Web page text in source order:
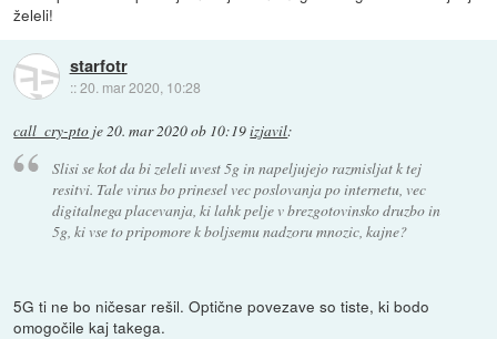
želeli!
starfotr
::20. mar 2020, 10:28
call_cry-pto je20. mar 2020 ob 10:19izjavil:
Slisi se kot da bi zeleli uvest 5g in napeljujejo razmisljat k tej
resitvi. Tale virus bo prinesel vec poslovanja po internetu, vec
digitalnega placevanja, ki lahk pelje v brezgotovinsko druzbo in
5g, ki vse to pripomore k boljsemu nadzoru mnozic, kajne?
5G ti ne bo ničesar rešil. Optične povezave so tiste, ki bodo
omogočile kaj takega.